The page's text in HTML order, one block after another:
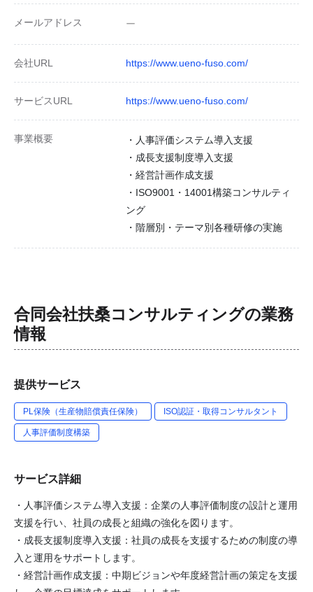
メールアドレス ー
会社URL https://www.ueno-fuso.com/
サービスURL https://www.ueno-fuso.com/
事業概要
・人事評価システム導入支援
・成長支援制度導入支援
・経営計画作成支援
・ISO9001・14001構築コンサルティ
ング
・階層別・テーマ別各種研修の実施
合同会社扶桑コンサルティングの業務
情報
提供サービス
PL保険（生産物賠償責任保険） ISO認証・取得コンサルタント
人事評価制度構築
サービス詳細
・人事評価システム導入支援：企業の人事評価制度の設計と運用
支援を行い、社員の成長と組織の強化を図ります。
・成長支援制度導入支援：社員の成長を支援するための制度の導
入と運用をサポートします。
・経営計画作成支援：中期ビジョンや年度経営計画の策定を支援